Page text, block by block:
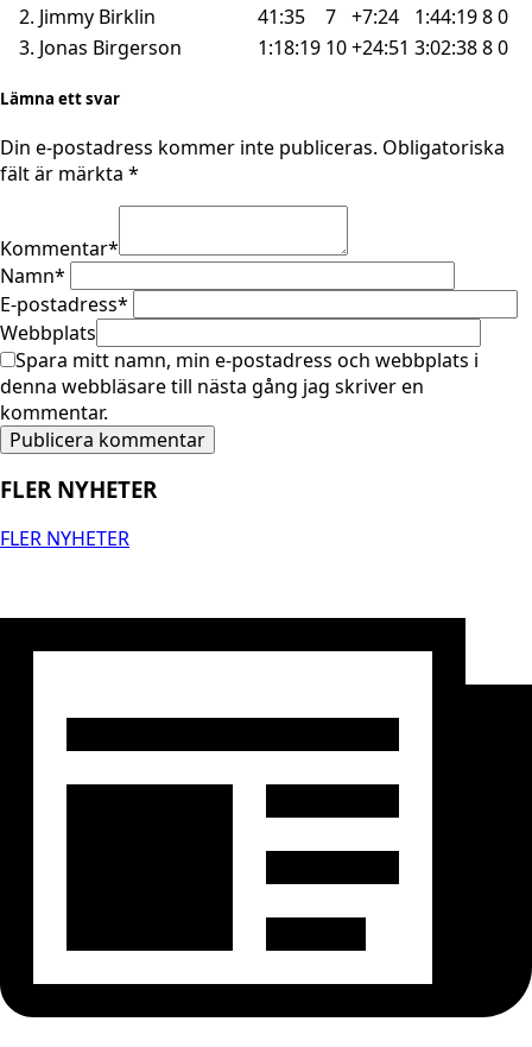
2. Jimmy Birklin
41:35 7 +7:24 1:44:1980
3. Jonas Birgerson
1:18:19 10+24:51 3:02:3880
Lämna ett svar
Din e-postadress kommer inte publiceras. Obligatoriska
fält är märkta *
Kommentar*
Namn*
E-postadress*
Webbplats
Spara mitt namn, min e-postadress och webbplats i
denna webbläsare till nästa gång jag skriver en
kommentar.
FLER NYHETER
FLER NYHETER